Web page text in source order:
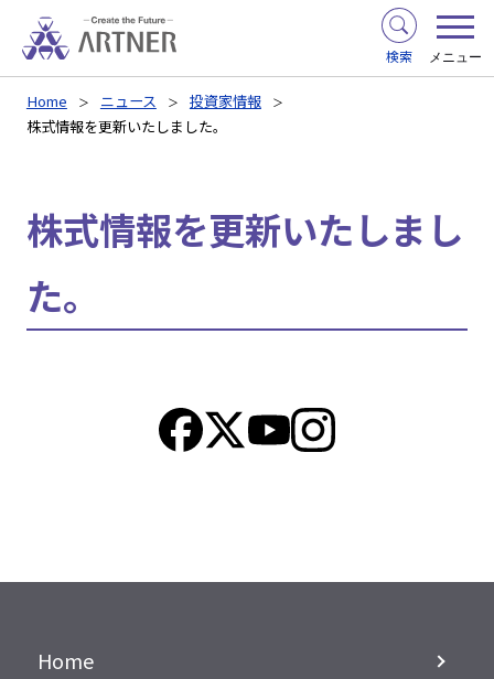
検索 メニュー
Home ニュース
投資家情報
株式情報を更新いたしました。
株式情報を更新いたしまし
た。
Home